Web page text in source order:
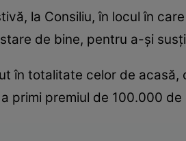
la Consiliu, în locul în
de bine, pentru a-și
în totalitate celor de
primi premiul de 100.000